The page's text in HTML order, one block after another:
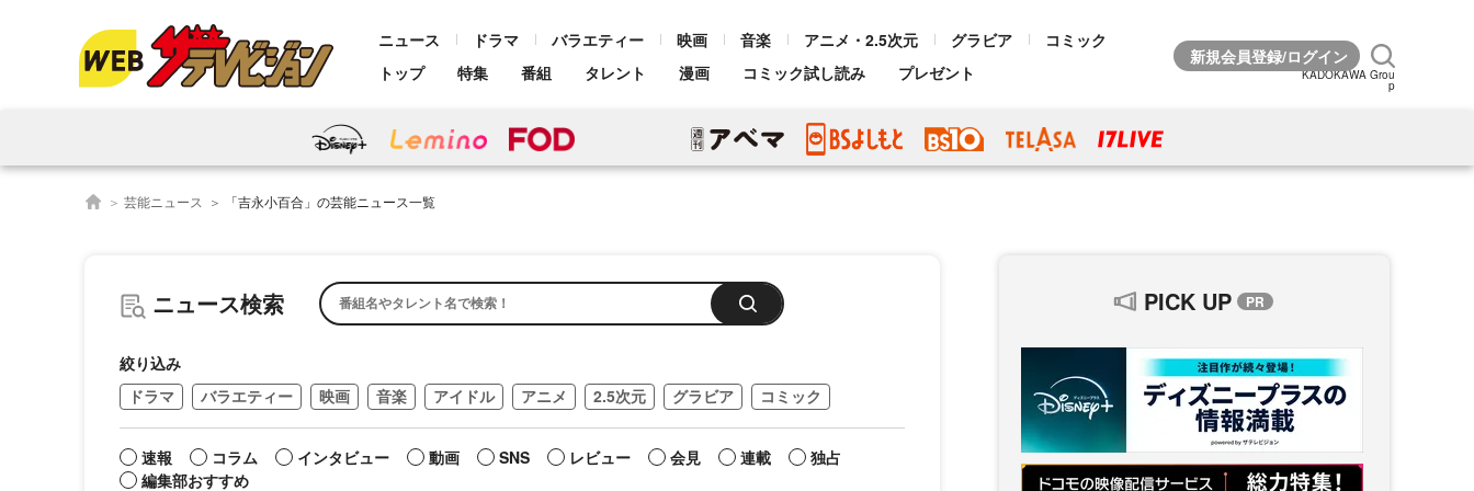
ニュース ドラマ バラエティー 映画 音楽 アニメ・2.5次元 グラビア
コミック
トップ
特集 番組 タレント 漫画 コミック試し読み プレゼント KADOKAWA Grou
p
芸能ニュース 「吉永小百合」の芸能ニュース一覧
ニュース検索
絞り込み
ドラマ
バラエティー 映画 音楽 アイドル アニメ 2.5次元 グラビア コミック
速報 コラム インタビュー 動画 SNS レビュー 会見 連載
独占
編集部おすすめ
PICK UP